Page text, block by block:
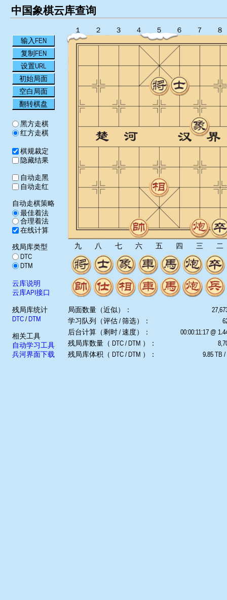
中国象棋云库查询
输入FEN
复制FEN
设置URL
初始局面
空白局面
翻转棋盘
黑方走棋
红方走棋
棋规裁定
隐藏结果
自动走黑
自动走红
自动走棋策略
最佳着法
合理着法
在线计算
残局库类型
DTC
DTM
云库说明
云库API接口
残局库统计
DTC/ DTM
相关工具
自动学习工具
兵河界面下载
１ ２ ３ ４ ５ ６ ７ ８
九 八 七 六 五 四 三 二
局面数量（近似）：
学习队列（评估 / 筛选）：
后台计算（剩时 / 速度）：
00:00:11:17 @
残局库数量（ DTC / DTM ）：
残局库体积（ DTC / DTM ）：
9.85 TB